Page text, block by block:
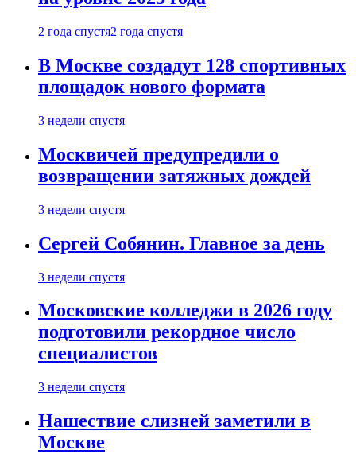
2 года спустя2 года спустя
В Москве создадут 128 спортивных
площадок нового формата
3 недели спустя
Москвичей предупредили о
возвращении затяжных дождей
3 недели спустя
Сергей Собянин. Главное за день
3 недели спустя
Московские колледжи в 2026 году
подготовили рекордное число
специалистов
3 недели спустя
Нашествие слизней заметили в
Москве